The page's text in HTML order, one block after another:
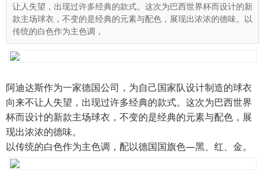
让人失望，出现过许多经典的款式。这次为巴西世界杯而设计的新
款主场球衣，不变的是经典的元素与配色，展现出浓浓的德味。以
传统的白色作为主色调，
阿迪达斯作为一家德国公司，为自己国家队设计制造的球衣
向来不让人失望，出现过许多经典的款式。这次为巴西世界
杯而设计的新款主场球衣，不变的是经典的元素与配色，展
现出浓浓的德味。
以传统的白色作为主色调，配以德国国旗色—黑、红、金。